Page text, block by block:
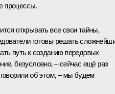
процессы.
открывать все свои тайны,
готовы решать
путь к созданию передовых
безусловно, – сейчас ещё раз
об этом, – мы будем